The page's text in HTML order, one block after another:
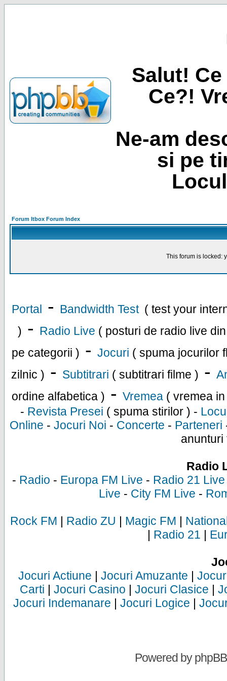
Salut!
Ce?!
Ne-am
si pe
Forum Itbox Forum Index
This forum is locked:
Portal - Bandwidth Test ( test your
) - Radio Live ( posturi de radio live
pe categorii ) - Jocuri ( spuma jocurilor
zilnic ) - Subtitrari ( subtitrari filme ) -
ordine alfabetica ) - Vremea ( vremea
- Revista Presei ( spuma stirilor ) -
Online - Jocuri Noi - Concerte - Parteneri
anunturi
Radio
- Radio - Europa FM Live - Radio 21 Live
Live - City FM Live -
Rock FM | Radio ZU | Magic FM |
| Radio 21 |
Jocuri Actiune | Jocuri Amuzante |
Carti | Jocuri Casino | Jocuri Clasice |
Jocuri Indemanare | Jocuri Logice |
Powered byphpBB